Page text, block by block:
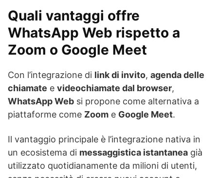
Quali vantaggi offre
WhatsApp Web rispetto a
Zoom o Google Meet
Con l’integrazione di link di invito, agenda delle
chiamate e videochiamate dal browser,
WhatsApp Web si propone come alternativa a
piattaforme come Zoom e Google Meet.
Il vantaggio principale è l’integrazione nativa in
un ecosistema di messaggistica istantanea già
utilizzato quotidianamente da milioni di utenti,